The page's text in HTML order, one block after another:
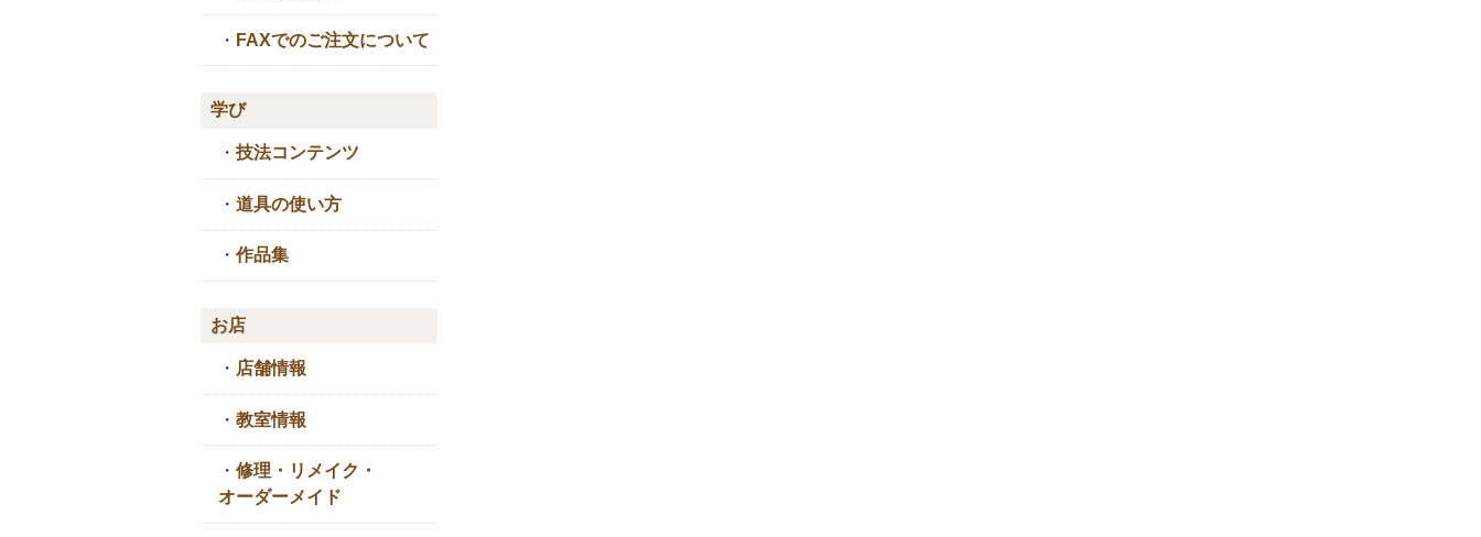
・ FAXでのご注文について
学び
・ 技法コンテンツ
・ 道具の使い方
・ 作品集
お店
・ 店舗情報
・ 教室情報
・ 修理・リメイク・
オーダーメイド